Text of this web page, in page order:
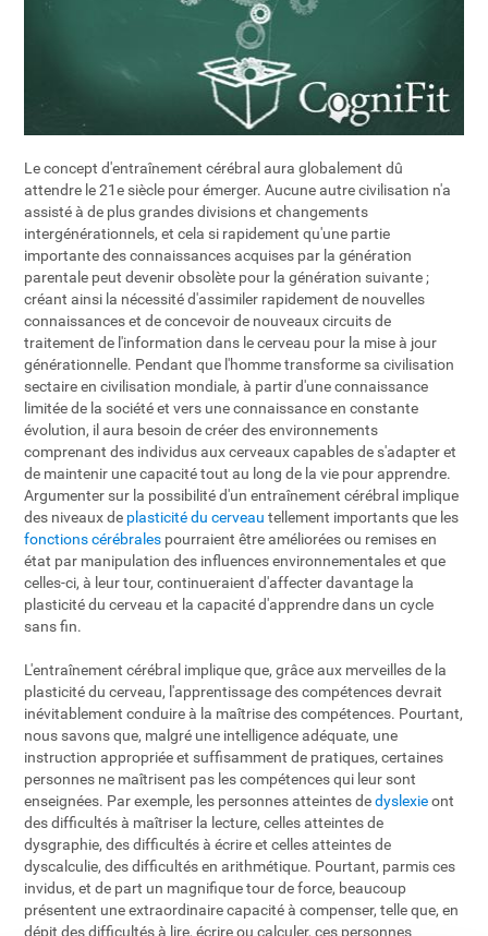
Le concept d'entraînement cérébral aura globalement dû
attendre le 21e siècle pour émerger. Aucune autre civilisation n'a
assisté à de plus grandes divisions et changements
intergénérationnels, et cela si rapidement qu'une partie
importante des connaissances acquises par la génération
parentale peut devenir obsolète pour la génération suivante ;
créant ainsi la nécessité d'assimiler rapidement de nouvelles
connaissances et de concevoir de nouveaux circuits de
traitement de l'information dans le cerveau pour la mise à jour
générationnelle. Pendant que l'homme transforme sa civilisation
sectaire en civilisation mondiale, à partir d'une connaissance
limitée de la société et vers une connaissance en constante
évolution, il aura besoin de créer des environnements
comprenant des individus aux cerveaux capables de s'adapter et
de maintenir une capacité tout au long de la vie pour apprendre.
Argumenter sur la possibilité d'un entraînement cérébral implique
des niveaux de plasticité du cerveau tellement importants que les
fonctions cérébrales pourraient être améliorées ou remises en
état par manipulation des influences environnementales et que
celles-ci, à leur tour, continueraient d'affecter davantage la
plasticité du cerveau et la capacité d'apprendre dans un cycle
sans fin.
L'entraînement cérébral implique que, grâce aux merveilles de la
plasticité du cerveau, l'apprentissage des compétences devrait
inévitablement conduire à la maîtrise des compétences. Pourtant,
nous savons que, malgré une intelligence adéquate, une
instruction appropriée et suffisamment de pratiques, certaines
personnes ne maîtrisent pas les compétences qui leur sont
enseignées. Par exemple, les personnes atteintes dedyslexieont
des difficultés à maîtriser la lecture, celles atteintes de
dysgraphie, des difficultés à écrire et celles atteintes de
dyscalculie, des difficultés en arithmétique. Pourtant, parmis ces
invidus, et de part un magnifique tour de force, beaucoup
présentent une extraordinaire capacité à compenser, telle que, en
dépit des difficultés à lire, écrire ou calculer, ces personnes